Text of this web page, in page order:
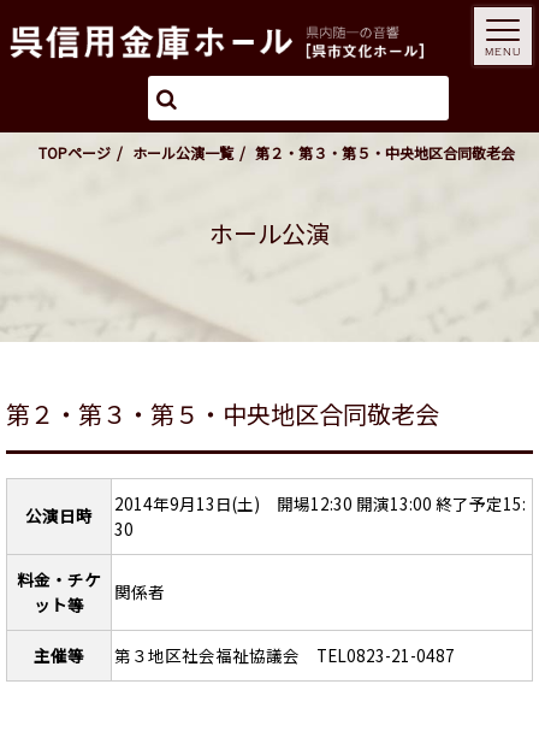
TOPページ ホール公演一覧 第２・第３・第５・中央地区合同敬老会
ホール公演
第２・第３・第５・中央地区合同敬老会
公演日時
2014年9月13日(土) 開場12:30 開演13:00 終了予定15:
30
料金・チケ
ット等
関係者
主催等 第３地区社会福祉協議会 TEL0823-21-0487
MENU